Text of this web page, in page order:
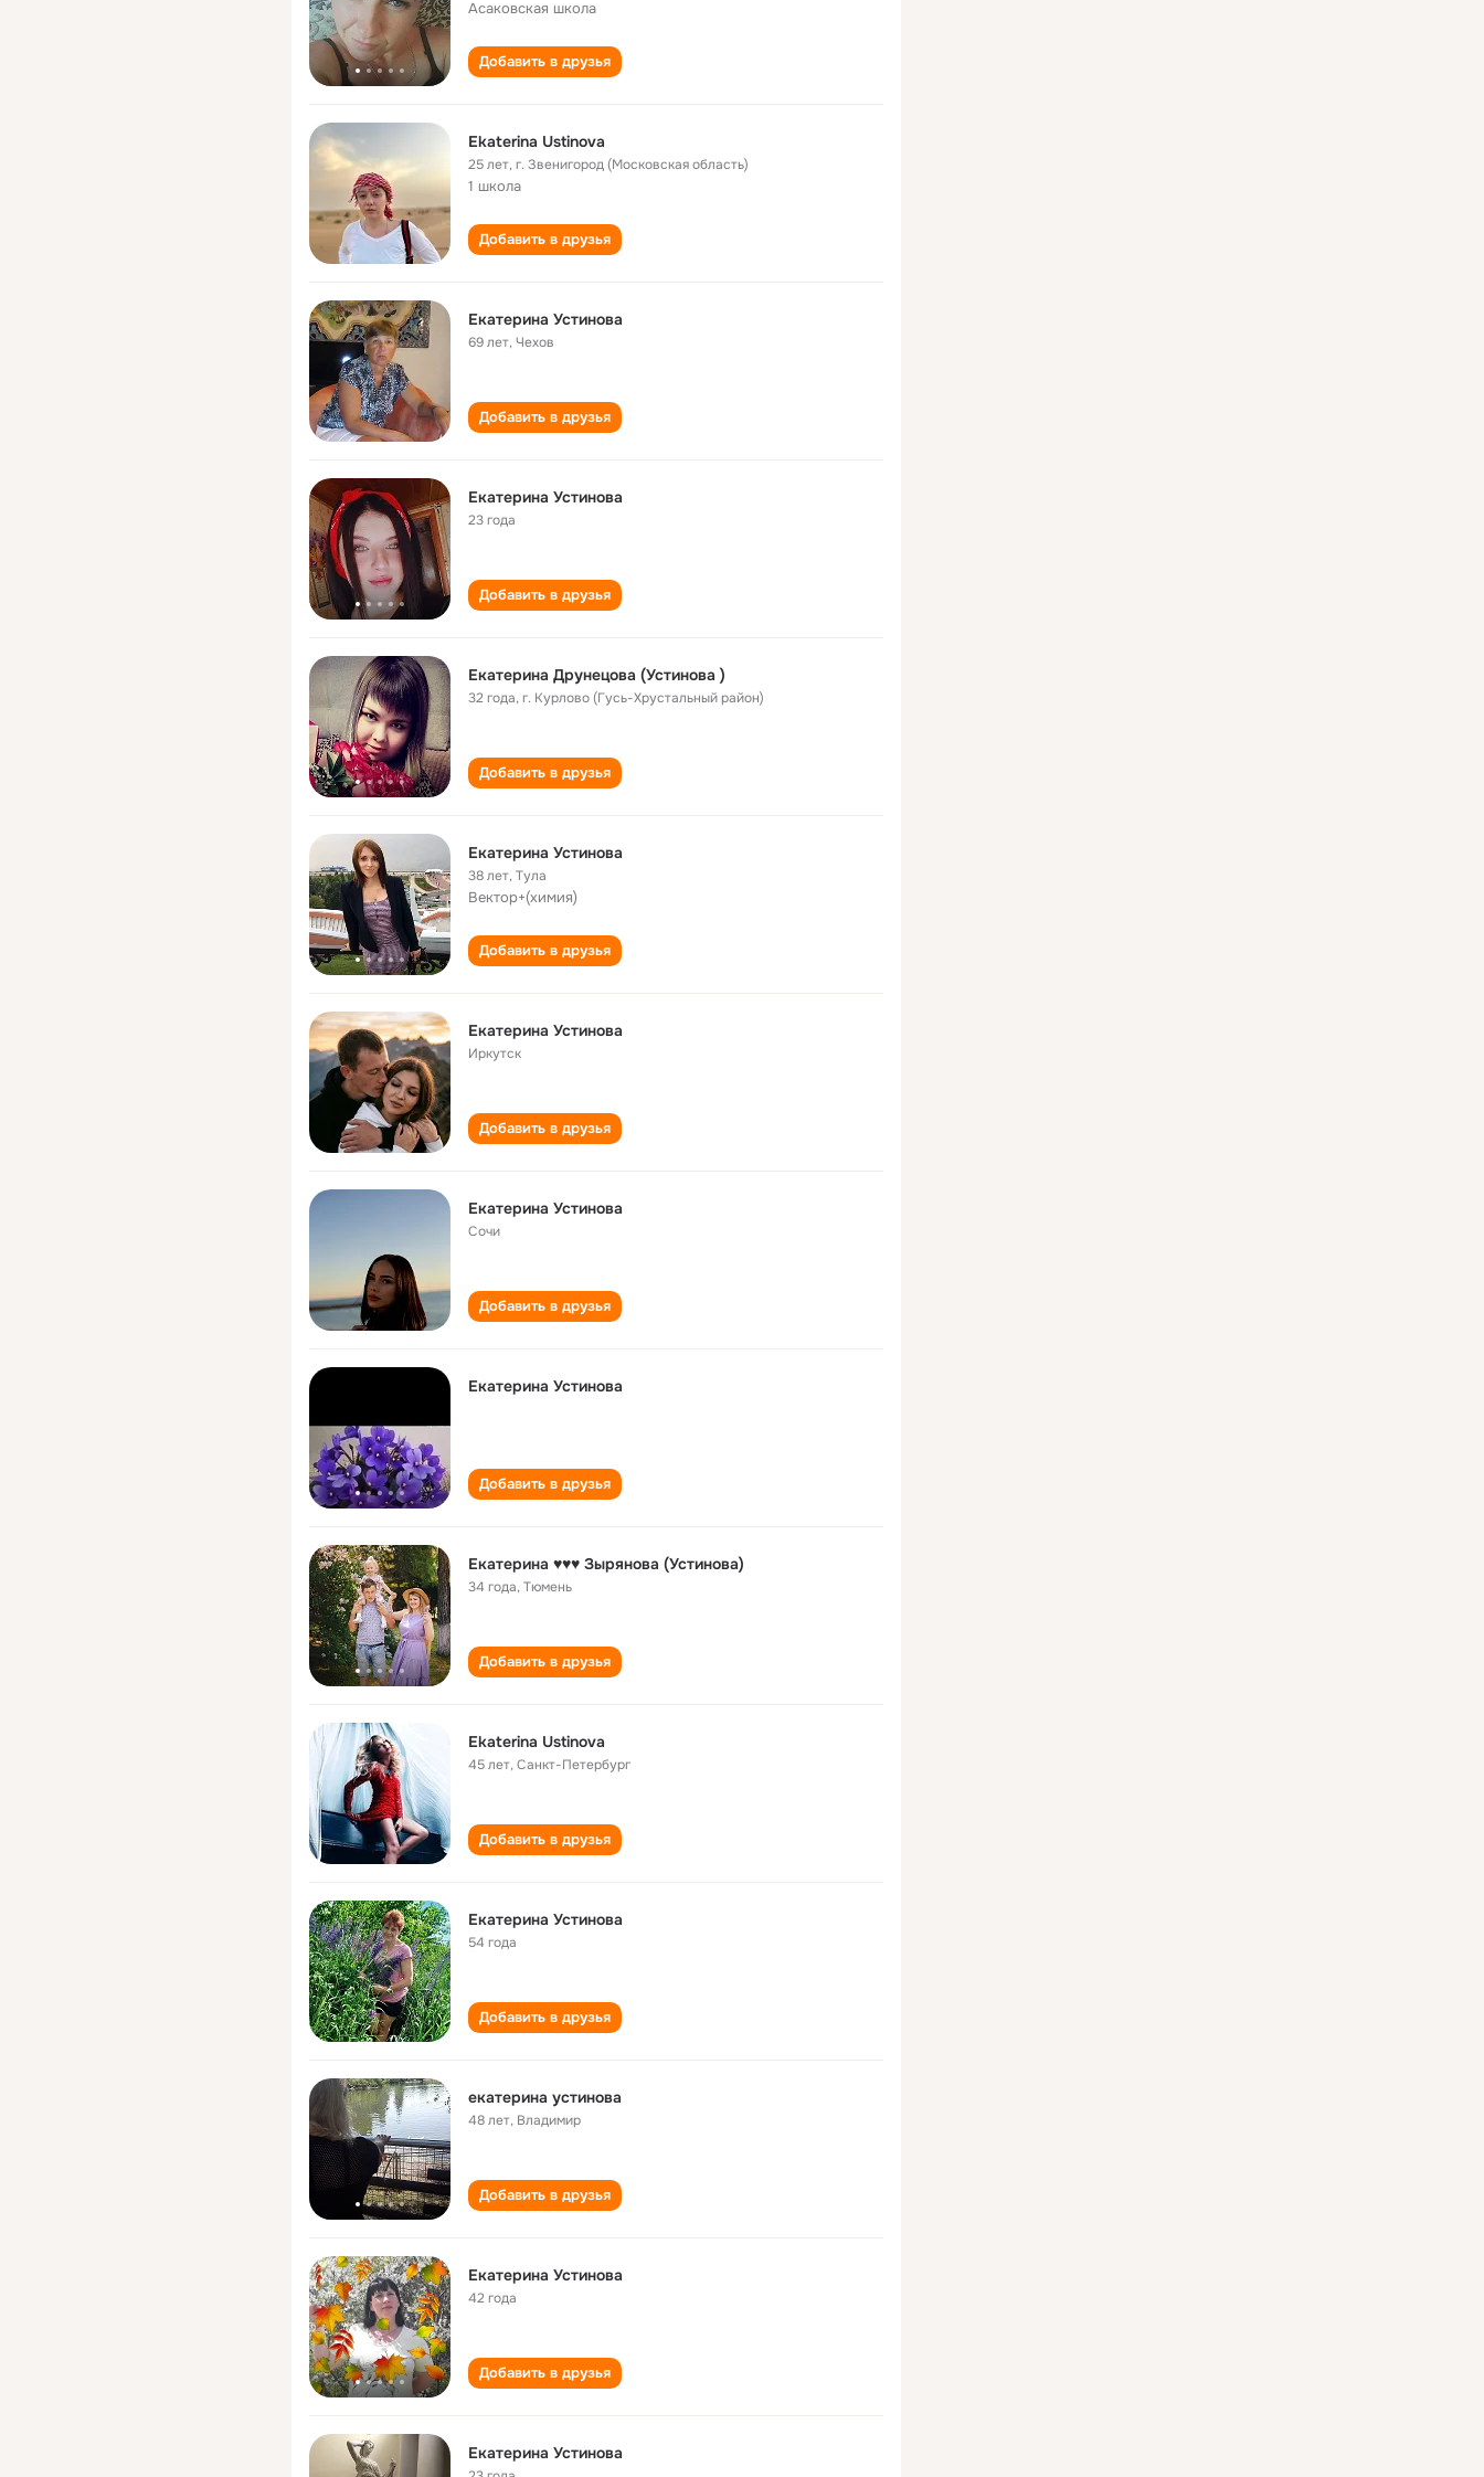
Асаковская школа
Добавить в друзья
Ekaterina Ustinova
25 лет,г. Звенигород (Московская область)
1 школа
Добавить в друзья
Екатерина Устинова
69 лет,Чехов
Добавить в друзья
Екатерина Устинова
23 года
Добавить в друзья
Екатерина Друнецова (Устинова )
32 года,г. Курлово (Гусь-Хрустальный район)
Добавить в друзья
Екатерина Устинова
38 лет,Тула
Вектор+(химия)
Добавить в друзья
Екатерина Устинова
Иркутск
Добавить в друзья
Екатерина Устинова
Сочи
Добавить в друзья
Екатерина Устинова
Добавить в друзья
Екатерина ♥♥♥ Зырянова (Устинова)
34 года,Тюмень
Добавить в друзья
Ekaterina Ustinova
45 лет,Санкт-Петербург
Добавить в друзья
Екатерина Устинова
54 года
Добавить в друзья
екатерина устинова
48 лет, Владимир
Добавить в друзья
Екатерина Устинова
42 года
Добавить в друзья
Екатерина Устинова